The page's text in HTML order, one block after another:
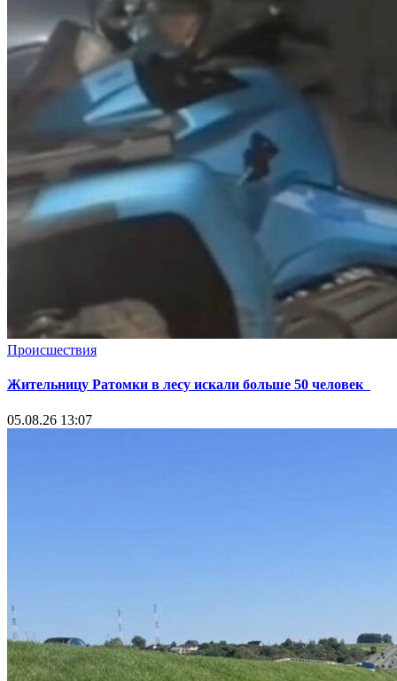
Происшествия
Жительницу Ратомки в лесу искали больше 50 человек
05.08.26 13:07